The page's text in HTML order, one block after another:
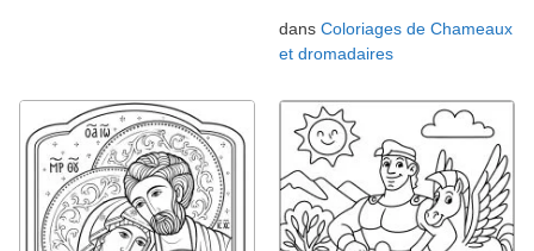
dans Coloriages de Chameaux
et dromadaires